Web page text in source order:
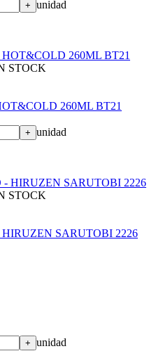
+ unidad
STOCK
260ML BT21
+ unidad
STOCK
SARUTOBI 2226
+ unidad